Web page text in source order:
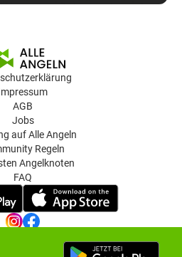
AGB
Jobs
auf Alle Angeln
Regeln
Angelknoten
FAQ